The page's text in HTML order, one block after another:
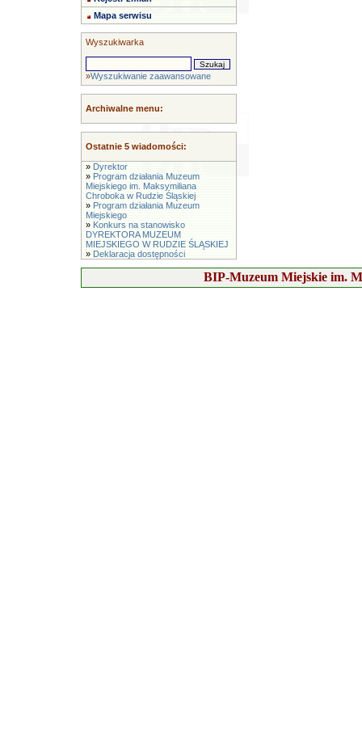
Mapa serwisu
Wyszukiwarka
»Wyszukiwanie zaawansowane
Archiwalne menu:
Ostatnie 5 wiadomości:
» Dyrektor
» Program działania Muzeum
Miejskiego im. Maksymiliana
Chroboka w Rudzie Śląskiej
» Program działania Muzeum
Miejskiego
» Konkurs na stanowisko
DYREKTORA MUZEUM
MIEJSKIEGO W RUDZIE ŚLĄSKIEJ
» Deklaracja dostępności
BIP-Muzeum Miejskie im.